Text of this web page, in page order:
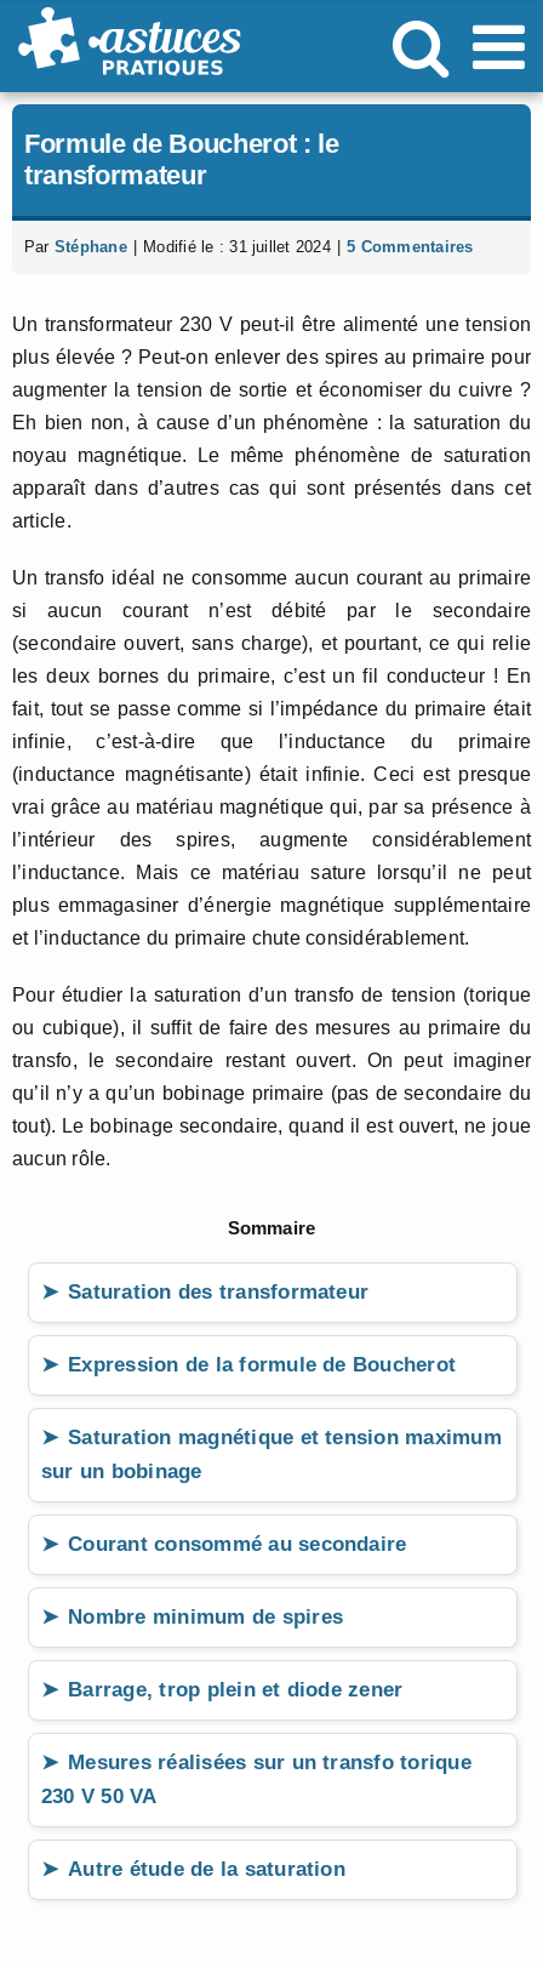
Passer
au
Formule de Boucherot : le
transformateur
Par Stéphane Modifié le : 31 juillet 2024 5 Commentaires
Un transformateur 230 V peut-il être alimenté une tension
plus élevée ? Peut-on enlever des spires au primaire pour
augmenter la tension de sortie et économiser du cuivre ?
Eh bien non, à cause d’un phénomène : la saturation du
noyau magnétique. Le même phénomène de saturation
apparaît dans d’autres cas qui sont présentés dans cet
article.
Un transfo idéal ne consomme aucun courant au primaire
si aucun courant n’est débité par le secondaire
(secondaire ouvert, sans charge), et pourtant, ce qui relie
les deux bornes du primaire, c’est un fil conducteur ! En
fait, tout se passe comme si l’impédance du primaire était
infinie, c’est-à-dire que l’inductance du primaire
(inductance magnétisante) était infinie. Ceci est presque
vrai grâce au matériau magnétique qui, par sa présence à
l’intérieur des spires, augmente considérablement
l’inductance. Mais ce matériau sature lorsqu’il ne peut
plus emmagasiner d’énergie magnétique supplémentaire
et l’inductance du primaire chute considérablement.
Pour étudier la saturation d’un transfo de tension (torique
ou cubique), il suffit de faire des mesures au primaire du
transfo, le secondaire restant ouvert. On peut imaginer
qu’il n’y a qu’un bobinage primaire (pas de secondaire du
tout). Le bobinage secondaire, quand il est ouvert, ne joue
aucun rôle.
Sommaire
Saturation des transformateur
Expression de la formule de Boucherot
Saturation magnétique et tension maximum
sur un bobinage
Courant consommé au secondaire
Nombre minimum de spires
Barrage, trop plein et diode zener
Mesures réalisées sur un transfo torique
230 V 50 VA
Autre étude de la saturation